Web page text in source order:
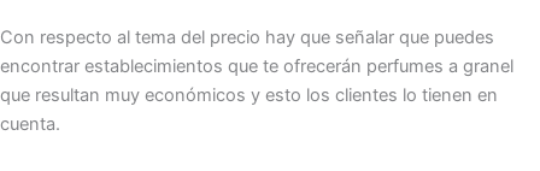
Con respecto al tema del precio hay que señalar que puedes
encontrar establecimientos que te ofrecerán perfumes a granel
que resultan muy económicos y esto los clientes lo tienen en
cuenta.